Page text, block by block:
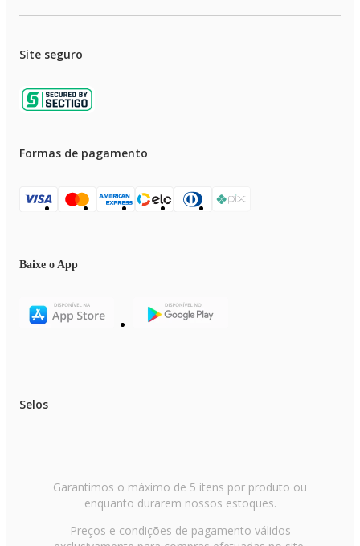
Site seguro
Formas de pagamento
Baixe o App
Selos
Garantimos o máximo de 5 itens por produto ou
enquanto durarem nossos estoques.
Preços e condições de pagamento válidos